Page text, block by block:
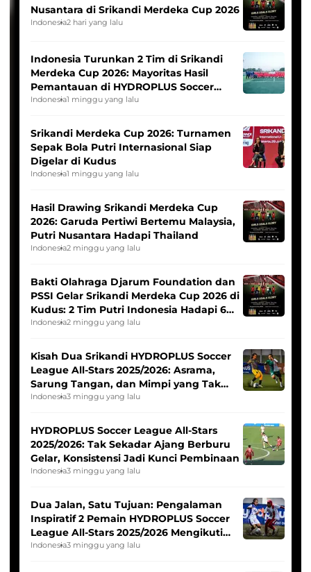
Nusantara di Srikandi Merdeka Cup 2026
Indonesia2 hari yang lalu
Indonesia Turunkan 2 Tim di Srikandi
Merdeka Cup 2026: Mayoritas Hasil
Pemantauan di HYDROPLUS Soccer
League
Indonesia1 minggu yang lalu
Srikandi Merdeka Cup 2026: Turnamen
Sepak Bola Putri Internasional Siap
Digelar di Kudus
Indonesia1 minggu yang lalu
Hasil Drawing Srikandi Merdeka Cup
2026: Garuda Pertiwi Bertemu Malaysia,
Putri Nusantara Hadapi Thailand
Indonesia2 minggu yang lalu
Bakti Olahraga Djarum Foundation dan
PSSI Gelar Srikandi Merdeka Cup 2026 di
Kudus: 2 Tim Putri Indonesia Hadapi 6
Tim Asia
Indonesia2 minggu yang lalu
Kisah Dua Srikandi HYDROPLUS Soccer
League All-Stars 2025/2026: Asrama,
Sarung Tangan, dan Mimpi yang Tak
Pernah Padam
Indonesia3 minggu yang lalu
HYDROPLUS Soccer League All-Stars
2025/2026: Tak Sekadar Ajang Berburu
Gelar, Konsistensi Jadi Kunci Pembinaan
Indonesia3 minggu yang lalu
Dua Jalan, Satu Tujuan: Pengalaman
Inspiratif 2 Pemain HYDROPLUS Soccer
League All-Stars 2025/2026 Mengikuti
Seleksi Timnas Indonesia Putri
Indonesia3 minggu yang lalu